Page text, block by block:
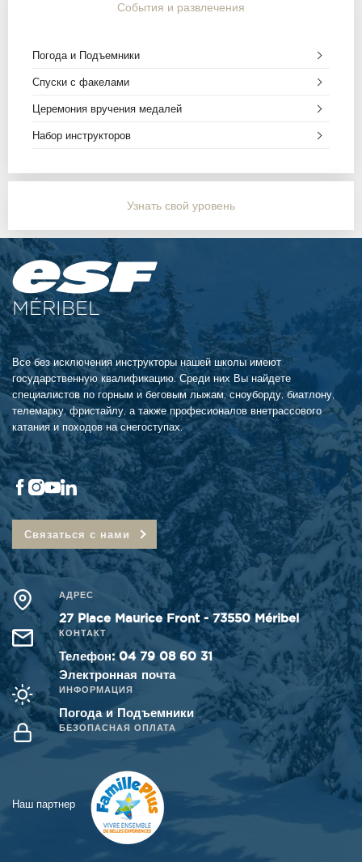
События и развлечения
Погода и Подъемники
Спуски с факелами
Церемония вручения медалей
Набор инструкторов
Узнать свой уровень
MÉRIBEL
Все без исключения инструкторы нашей школы имеют
государственную квалификацию. Среди них Вы найдете
специалистов по горным и беговым лыжам, сноуборду, биатлону,
телемарку, фристайлу, а также професионалов внетрассового
катания и походов на снегоступах.
Связаться с нами
АДРЕС
27 Place Maurice Front - 73550 Méribel
КОНТАКТ
Телефон: 04 79 08 60 31
Электронная почта
ИНФОРМАЦИЯ
Погода и Подъемники
БЕЗОПАСНАЯ ОПЛАТА
Наш партнер